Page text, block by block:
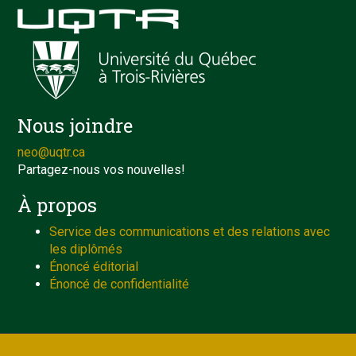
Nous joindre
neo@uqtr.ca
Partagez-nous vos nouvelles!
À propos
Service des communications et des relations avec
les diplômés
Énoncé éditorial
Énoncé de confidentialité